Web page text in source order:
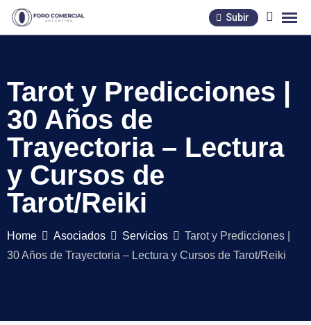
Skip
Subir
Tarot y Predicciones |
30 Años de
Trayectoria – Lectura
y Cursos de
Tarot/Reiki
Home Asociados Servicios
Tarot y Predicciones |
30 Años de Trayectoria – Lectura y Cursos de Tarot/Reiki